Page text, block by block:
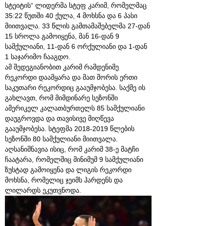
სტეიტის“ ლიდერმა სტეფ კარიმ, რომელმაც
35:22 წუთში 40 ქულა, 4 მოხსნა და 6 პასი
მიითვალა. 33 წლის გამთამაშებელმა 27-დან
15 სროლა გამოიყენა, მან 16-დან 9
სამქულიანი, 11-დან 6 ორქულიანი და 1-დან
1 საჯარიმო ჩააგდო.
ამ შედეგიანობით კარიმ რამდენიმე
რეკორდი დაამყარა და მათ შორის ერთი
საკუთარი რეკორდიც გააუმჯობესა. საქმე ის
გახლავთ, რომ მიმდინარე სეზონში
ამერიკელ კალათბურთელს 85 სამქულიანი
დაუგროვდა და თავისივე მიღწევა
გააუმჯობესა. სტეფმა 2018-2019 წლების
სეზონში 80 სამქულიანი მიითვალა.
აღსანიშნავია ისიც, რომ კარიმ 38-ე მატჩი
ჩაატარა, რომელშიც მინიმუმ 9 სამქულიანი
ზუსტად გამოიყენა და ლიგის რეკორდი
მოხსნა, რომელიც ჯეიმს ჰარდენს და
ლილარდს ეკუთვნოდა.